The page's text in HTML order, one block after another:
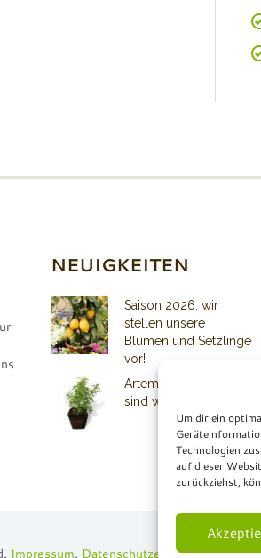
Um dir ein
Technologien
auf dieser
zurückziehst,
NEUIGKEITEN
Saison 2026: wir
stellen unsere
Blumen und Setzlinge
vor!
Artemisia Pflanzen
sind wieder lieferbar.
Impressum. Datenschutzerklärung.